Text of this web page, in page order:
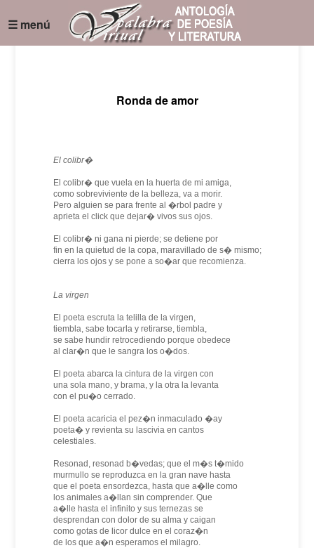
☰ menú
Ronda de amor
El colibr�
El colibr� que vuela en la huerta de mi amiga,
como sobreviviente de la belleza, va a morir.
Pero alguien se para frente al �rbol padre y
aprieta el click que dejar� vivos sus ojos.
El colibr� ni gana ni pierde; se detiene por
fin en la quietud de la copa, maravillado de s� mismo;
cierra los ojos y se pone a so�ar que recomienza.
La virgen
El poeta escruta la telilla de la virgen,
tiembla, sabe tocarla y retirarse, tiembla,
se sabe hundir retrocediendo porque obedece
al clar�n que le sangra los o�dos.
El poeta abarca la cintura de la virgen con
una sola mano, y brama, y la otra la levanta
con el pu�o cerrado.
El poeta acaricia el pez�n inmaculado �ay
poeta� y revienta su lascivia en cantos
celestiales.
Resonad, resonad b�vedas; que el m�s t�mido
murmullo se reproduzca en la gran nave hasta
que el poeta ensordezca, hasta que a�lle como
los animales a�llan sin comprender. Que
a�lle hasta el infinito y sus ternezas se
desprendan con dolor de su alma y caigan
como gotas de licor dulce en el coraz�n
de los que a�n esperamos el milagro.